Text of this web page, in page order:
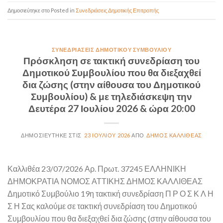
Posted in Συνεδριάσεις Δημοτικής Επιτροπής
ΣΥΝΕΔΡΙΆΣΕΙΣ ΔΗΜΟΤΙΚΟΎ ΣΥΜΒΟΥΛΊΟΥ
Πρόσκληση σε τακτική συνεδρίαση του
Δημοτικού Συμβουλίου που θα διεξαχθεί
δια ζώσης (στην αίθουσα του Δημοτικού
Συμβουλίου) & με τηλεδιάσκεψη την
Δευτέρα 27 Ιουλίου 2026 & ώρα 20:00
23 ΙΟΥΛΊΟΥ 2026 ΔΉΜΟΣ ΚΑΛΛΙΘΈΑΣ
Καλλιθέα 23/07/2026 Αρ. Πρωτ. 37245 ΕΛΛΗΝΙΚΗ
ΔΗΜΟΚΡΑΤΙΑ ΝΟΜΟΣ ΑΤΤΙΚΗΣ ΔΗΜΟΣ ΚΑΛΛΙΘΕΑΣ
Δημοτικό Συμβούλιο 19η τακτική συνεδρίαση Π Ρ Ο Σ Κ Λ Η
Σ Η Σας καλούμε σε τακτική συνεδρίαση του Δημοτικού
Συμβουλίου που θα διεξαχθεί δια ζώσης (στην αίθουσα του